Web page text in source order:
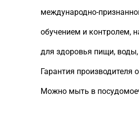
международно-
обучением и контролем,
для здоровья пищи,
Гарантия производителя
Можно мыть в